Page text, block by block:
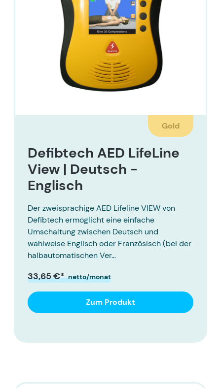
Gold
Defibtech AED LifeLine
View | Deutsch -
Englisch
Der zweisprachige AED Lifeline VIEW von
Defibtech ermöglicht eine einfache
Umschaltung zwischen Deutsch und
wahlweise Englisch oder Französisch (bei der
halbautomatischen Ver…
33,65 €* netto/monat
Zum Produkt